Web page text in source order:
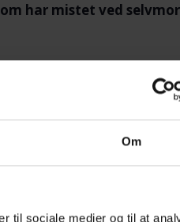
Om
til sociale medier og til at
har mistet ved
Frederiksberg Have, kl.
uformelt samvær i
selvom det regner og